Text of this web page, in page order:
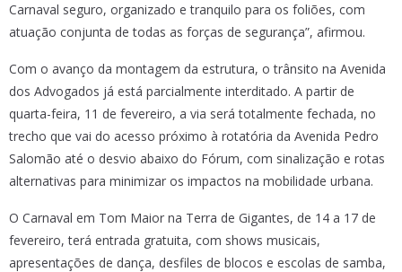
Carnaval seguro, organizado e tranquilo para os foliões, com
atuação conjunta de todas as forças de segurança”, afirmou.
Com o avanço da montagem da estrutura, o trânsito na Avenida
dos Advogados já está parcialmente interditado. A partir de
quarta-feira, 11 de fevereiro, a via será totalmente fechada, no
trecho que vai do acesso próximo à rotatória da Avenida Pedro
Salomão até o desvio abaixo do Fórum, com sinalização e rotas
alternativas para minimizar os impactos na mobilidade urbana.
O Carnaval em Tom Maior na Terra de Gigantes, de 14 a 17 de
fevereiro, terá entrada gratuita, com shows musicais,
apresentações de dança, desfiles de blocos e escolas de samba,